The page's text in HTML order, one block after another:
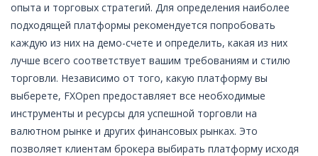
опыта и торговых стратегий. Для определения наиболее
подходящей платформы рекомендуется попробовать
каждую из них на демо-счете и определить, какая из них
лучше всего соответствует вашим требованиям и стилю
торговли. Независимо от того, какую платформу вы
выберете, FXOpen предоставляет все необходимые
инструменты и ресурсы для успешной торговли на
валютном рынке и других финансовых рынках. Это
позволяет клиентам брокера выбирать платформу исходя